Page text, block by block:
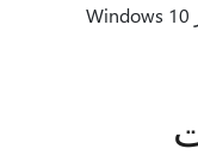
التحديث التراكمي للإصدار Windows 10